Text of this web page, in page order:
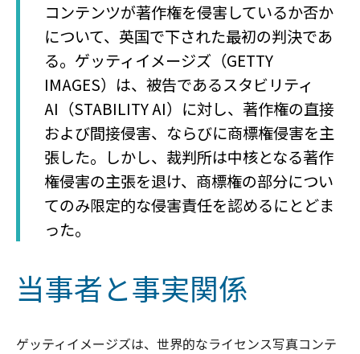
コンテンツが著作権を侵害しているか否か
について、英国で下された最初の判決であ
る。ゲッティイメージズ（GETTY
IMAGES）は、被告であるスタビリティ
AI（STABILITY AI）に対し、著作権の直接
および間接侵害、ならびに商標権侵害を主
張した。しかし、裁判所は中核となる著作
権侵害の主張を退け、商標権の部分につい
てのみ限定的な侵害責任を認めるにとどま
った。
当事者と事実関係
ゲッティイメージズは、世界的なライセンス写真コンテ